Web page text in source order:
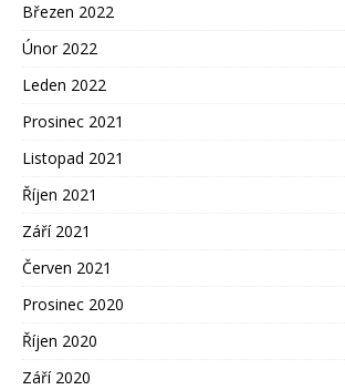
Březen 2022
Únor 2022
Leden 2022
Prosinec 2021
Listopad 2021
Říjen 2021
Září 2021
Červen 2021
Prosinec 2020
Říjen 2020
Září 2020